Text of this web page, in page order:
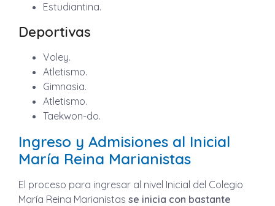
Estudiantina.
Deportivas
Voley.
Atletismo.
Gimnasia.
Atletismo.
Taekwon-do.
Ingreso y Admisiones al Inicial
María Reina Marianistas
El proceso para ingresar al nivel Inicial del Colegio
María Reina Marianistas se inicia con bastante